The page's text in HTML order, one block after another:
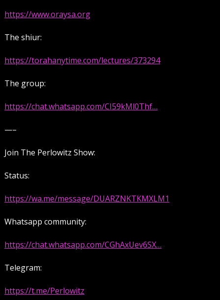
https://www.oraysa.org
The shiur:
https://torahanytime.com/lectures/373294
The group:
https://chat.whatsapp.com/CI59kMl0Thf…
—–
Join The Perlowitz Show:
Status:
https://wa.me/message/DUARZNKTKMXLM1
Whatsapp community:
https://chat.whatsapp.com/CGhAxUev6SX…
Telegram:
https://t.me/Perlowitz